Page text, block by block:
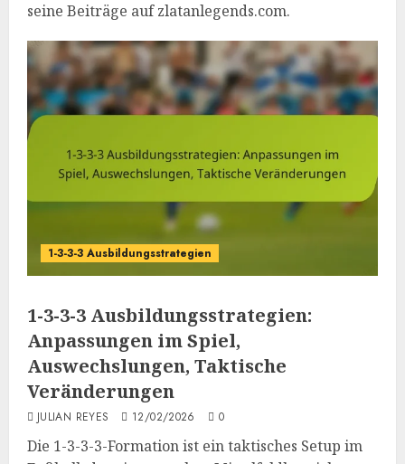
seine Beiträge auf zlatanlegends.com.
1-3-3-3 Ausbildungsstrategien
1-3-3-3 Ausbildungsstrategien:
Anpassungen im Spiel,
Auswechslungen, Taktische
Veränderungen
JULIAN REYES 12/02/2026 0
Die 1-3-3-3-Formation ist ein taktisches Setup im